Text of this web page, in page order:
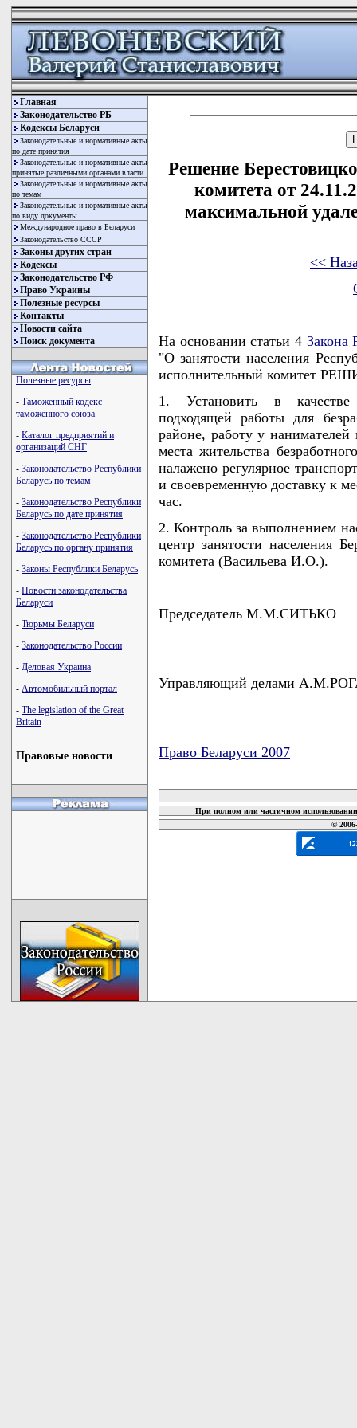
Главная
Законодательство РБ
Кодексы Беларуси
Законодательные и нормативные акты
по дате принятия
Законодательные и нормативные акты
принятые различными органами власти
Законодательные и нормативные акты
по темам
Законодательные и нормативные акты
по виду документы
Международное право в Беларуси
Законодательство СССР
Законы других стран
Кодексы
Законодательство РФ
Право Украины
Полезные ресурсы
Контакты
Новости сайта
Поиск документа
Полезные ресурсы
- Таможенный кодекс
таможенного союза
- Каталог предприятий и
организаций СНГ
- Законодательство Республики
Беларусь по темам
- Законодательство Республики
Беларусь по дате принятия
- Законодательство Республики
Беларусь по органу принятия
- Законы Республики Беларусь
- Новости законодательства
Беларуси
- Тюрьмы Беларуси
- Законодательство России
- Деловая Украина
- Автомобильный портал
- The legislation of the Great
Britain
Правовые новости
Решение
комитета от
максимальной
<<
На основании статьи 4 Закона
"О занятости населения
исполнительный комитет
1. Установить в качестве
подходящей работы для
районе, работу у
места жительства
налажено регулярное
и своевременную доставку к
час.
2. Контроль за выполнением
центр занятости населения
комитета (Васильева И.О.).
Председатель М.М.СИТЬКО
Управляющий делами
Право Беларуси 2007
При полном или частичном
©